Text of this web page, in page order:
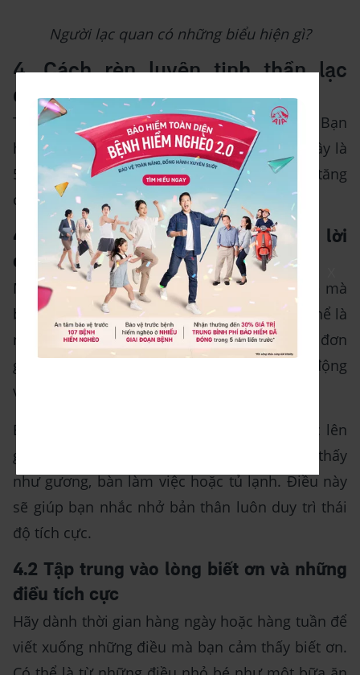
Người lạc quan có những biểu hiện gì?
4. Cách rèn luyện tinh thần lạc
quan
Tinh thần lạc quan không phải là thứ sẵn có. Bạn
hoàn toàn có thể rèn luyện được nó. Dưới đây là
5 cách mà bạn có thể làm mỗi ngày để tăng
cường năng lượng lạc quan.
4.1 Bắt đầu ngày mới bằng những lời
động viên tích cực
Mỗi ngày hãy tự tạo ra một câu nói khích lệ mà
bạn cảm thấy phù hợp với bản thân. Đó có thể là
những câu trích dẫn trong sách báo hoặc chỉ đơn
giản là một câu mà bạn có thể tự nói để động
viên bản thân.
Bạn cũng có thể viết những câu nói tích cực lên
giấy và để ở những nơi bạn thường nhìn thấy
như gương, bàn làm việc hoặc tủ lạnh. Điều này
sẽ giúp bạn nhắc nhở bản thân luôn duy trì thái
độ tích cực.
4.2 Tập trung vào lòng biết ơn và những
điều tích cực
Hãy dành thời gian hàng ngày hoặc hàng tuần để
viết xuống những điều mà bạn cảm thấy biết ơn.